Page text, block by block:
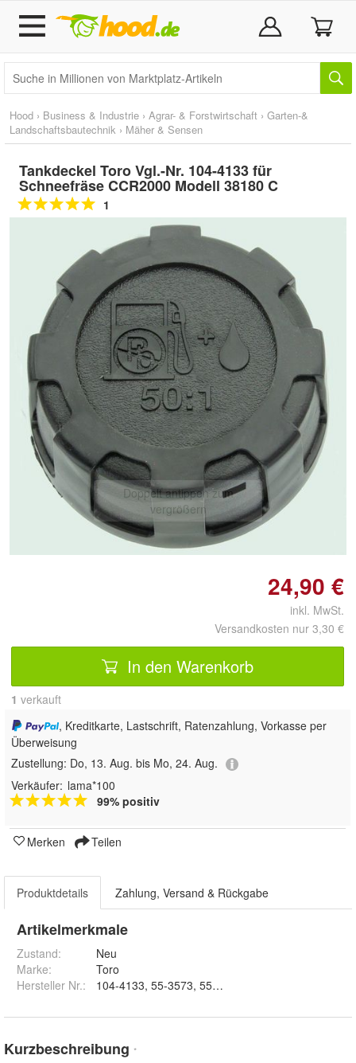
Hood › Business & Industrie › Agrar- & Forstwirtschaft › Garten-&
Landschaftsbautechnik › Mäher & Sensen
Tankdeckel Toro Vgl.-Nr. 104-4133 für
Schneefräse CCR2000 Modell 38180 C
1
Doppelt antippen zum
vergrößern
24,90 €
inkl. MwSt.
Versandkosten nur 3,30 €
In den Warenkorb
1 verkauft
, Kreditkarte, Lastschrift, Ratenzahlung, Vorkasse per
Überweisung
Zustellung: Do, 13. Aug. bis Mo, 24. Aug.
Verkäufer: lama*100
99% positiv
Merken Teilen
Produktdetails Zahlung, Versand & Rückgabe
Artikelmerkmale
Zustand:
Neu
Marke:
Toro
Hersteller Nr.:
104-4133, 55-3573, 55-3575
Kurzbeschreibung *